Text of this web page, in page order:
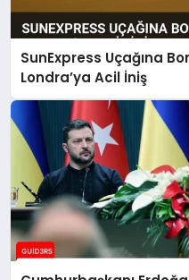
SunExpress Uçağına
Londra’ya Acil İniş